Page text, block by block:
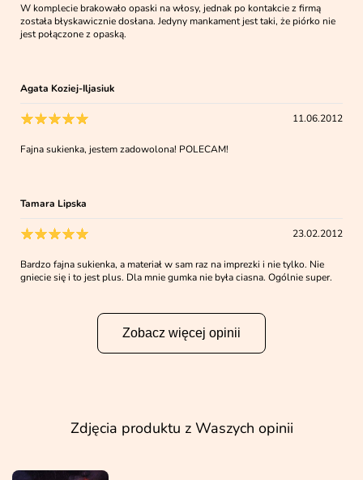
W komplecie brakowało opaski na włosy, jednak po kontakcie z firmą
została błyskawicznie dosłana. Jedyny mankament jest taki, że piórko nie
jest połączone z opaską.
Agata Koziej-Iljasiuk
11.06.2012
Fajna sukienka, jestem zadowolona! POLECAM!
Tamara Lipska
23.02.2012
Bardzo fajna sukienka, a materiał w sam raz na imprezki i nie tylko. Nie
gniecie się i to jest plus. Dla mnie gumka nie była ciasna. Ogólnie super.
Zobacz więcej opinii
Zdjęcia produktu z Waszych opinii